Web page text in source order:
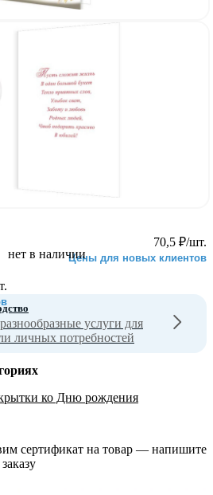
70,5 ₽/шт.
Цены для новых клиентов
нет в наличии
услуги для
личных потребностей
ко Дню рождения
сертификат на товар — напишите